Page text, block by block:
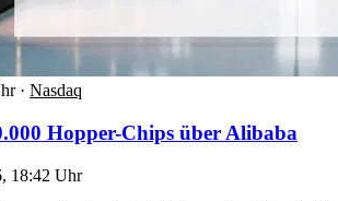
· Nasdaq
Hopper-Chips über Alibaba
18:42 Uhr